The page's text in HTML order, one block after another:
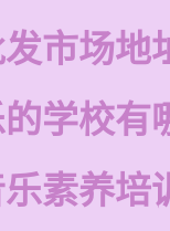
市场地
学校有
素养培